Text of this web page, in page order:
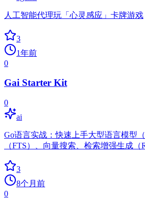
人工智能代理玩「心灵感应」卡牌游戏
3
1年前
0
Gai Starter Kit
0
ai
Go语言实战：快速上手大型语言模型
（FTS）、向量搜索、检索增强生成（
3
8个月前
0